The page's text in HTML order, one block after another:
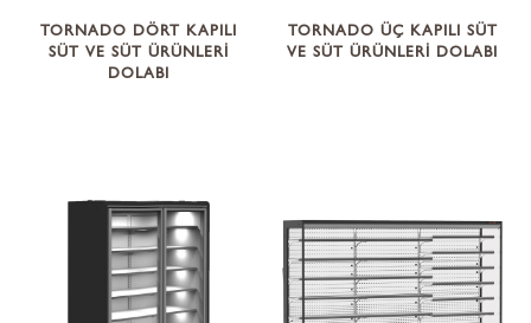
TORNADO DÖRT KAPILI
SÜT VE SÜT ÜRÜNLERİ
DOLABI
TORNADO ÜÇ KAPILI SÜT
VE SÜT ÜRÜNLERİ DOLABI